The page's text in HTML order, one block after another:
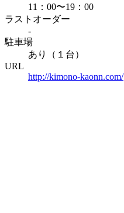
11：00〜19：00
ラストオーダー
-
駐車場
あり（１台）
URL
http://kimono-kaonn.com/